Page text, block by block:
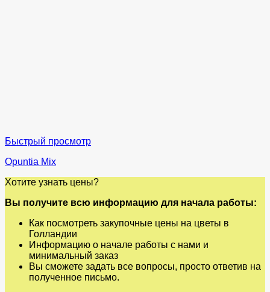
Быстрый просмотр
Opuntia Mix
Хотите узнать цены?
Вы получите всю информацию для начала работы:
Как посмотреть закупочные цены на цветы в
Голландии
Информацию о начале работы с нами и
минимальный заказ
Вы сможете задать все вопросы, просто ответив на
полученное письмо.